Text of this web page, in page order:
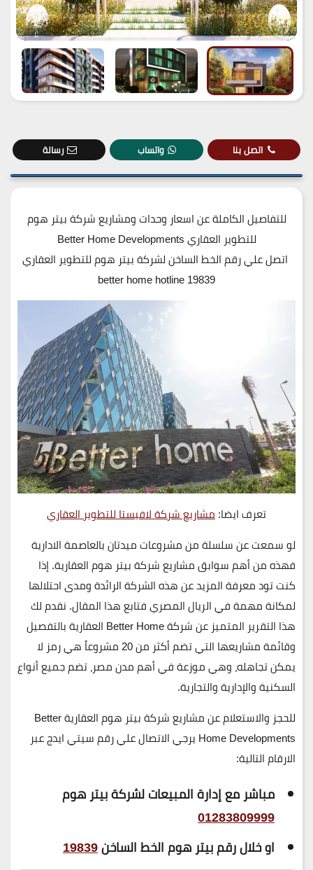
اتصل بنا واتساب رسالة
للتفاصيل الكاملة عن اسعار وحدات ومشاريع شركة بيتر هوم
للتطوير العقاري Better Home Developments
اتصل علي رقم الخط الساخن لشركة بيتر هوم للتطوير العقاري
19839 better home hotline
تعرف ايضا:مشاريع شركة لافيستا للتطوير العقاري
لو سمعت عن سلسلة من مشروعات ميدتان بالعاصمة الادارية
فهذه من أهم سوابق مشاريع شركة بيتر هوم العقارية. إذا
كنت تود معرفة المزيد عن هذه الشركة الرائدة ومدى احتلالها
لمكانة مهمة في الريال المصري فتابع هذا المقال. نقدم لك
هذا التقرير المتميز ​​عن شركة Better Home العقارية بالتفصيل
وقائمة مشاريعها التي تضم أكثر من 20 مشروعاً هي رمز لا
يمكن تجاهله، وهي موزعة في أهم مدن مصر، تضم جميع أنواع
السكنية والإدارية والتجارية.
للحجز والاستعلام عن مشاريع شركة بيتر هوم العقارية Better
Home Developments يرجي الاتصال علي رقم سيتي ايدج عبر
الارقام التالية:
مباشر مع إدارة المبيعات لشركة بيتر هوم
01283809999
او خلال رقم بيتر هوم الخط الساخن19839